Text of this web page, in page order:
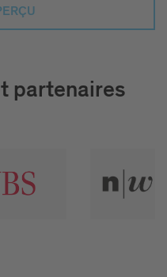
partenaires